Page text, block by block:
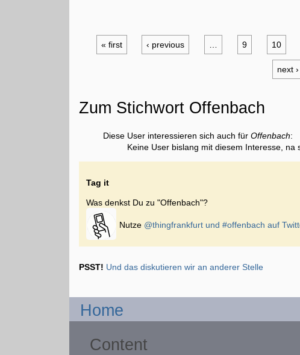
« first ‹ previous 9 10
next ›
Zum Stichwort Offenbach
Diese User interessieren sich auch fürOffenbach:
Keine User bislang mit diesem Interesse, na
Tag it
Was denkst Du zu "Offenbach"?
Nutze @thingfrankfurt und#offenbach auf
PSST! Und das diskutieren wir an anderer Stelle
Home
Content